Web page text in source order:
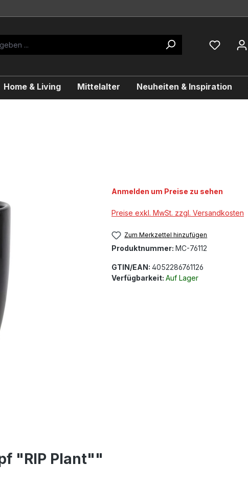
Home & Living Mittelalter Neuheiten & Inspiration
Anmelden um Preise zu sehen
Preise exkl. MwSt. zzgl. Versandkosten
Zum Merkzettel hinzufügen
Produktnummer: MC-76112
GTIN/EAN: 4052286761126
Verfügbarkeit: Auf Lager
"RIP Plant""